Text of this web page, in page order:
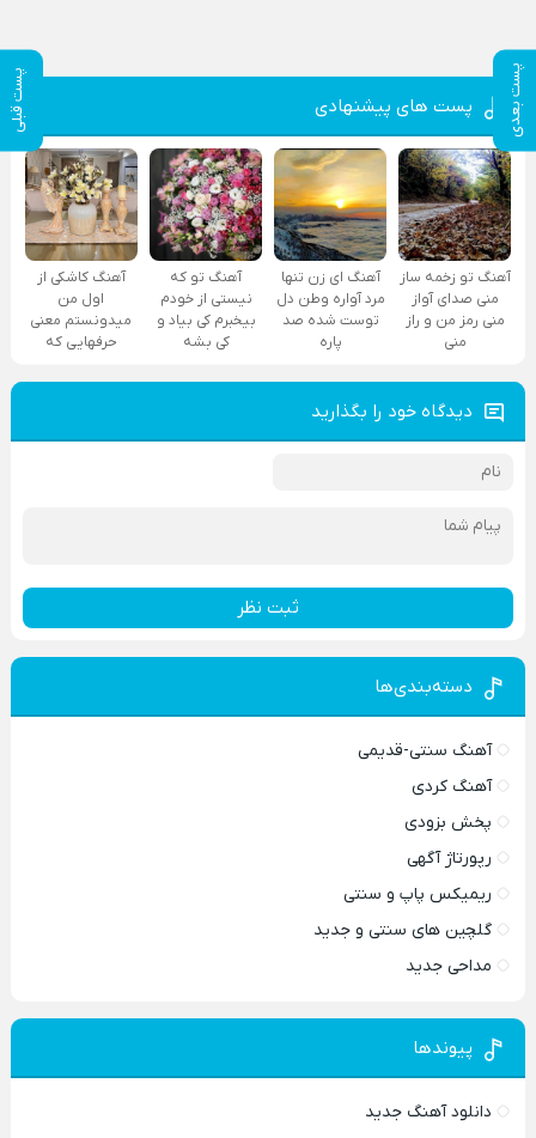
پست بعدی پست قبلی پست های پیشنهادی
آهنگ تو زخمه ساز
منی صدای آواز
منی رمز من و راز
منی
آهنگ ای زن تنها
مرد آواره وطن دل
توست شده صد
پاره
آهنگ تو که
نیستی از خودم
بیخبرم کی بیاد و
کی بشه
آهنگ کاشکی از
اول من
میدونستم معنی
حرفهایی که
دیدگاه خود را بگذارید
ثبت نظر
دسته‌بندی‌ها
آهنگ سنتی-قدیمی
آهنگ کردی
پخش بزودی
رپورتاژ آگهی
ریمیکس پاپ و سنتی
گلچین های سنتی و جدید
مداحی جدید
پیوندها
دانلود آهنگ جدید